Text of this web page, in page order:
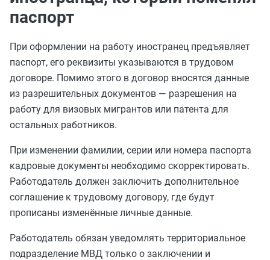
паспорт
При оформлении на работу иностранец предъявляет
паспорт, его реквизиты указываются в трудовом
договоре. Помимо этого в договор вносятся данные
из разрешительных документов — разрешения на
работу для визовых мигрантов или патента для
остальных работников.
При изменении фамилии, серии или номера паспорта
кадровые документы необходимо скорректировать.
Работодатель должен заключить дополнительное
соглашение к трудовому договору, где будут
прописаны изменённые личные данные.
Работодатель обязан уведомлять территориальное
подразделение МВД только о заключении и